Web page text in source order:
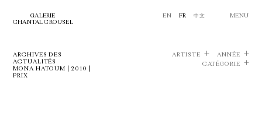
GALERIE
CHANTAL CROUSEL
EN FR 中文 MENU
ARCHIVES DES
ACTUALITÉS
MONA HATOUM | 2010 |
PRIX
ARTISTE
ANNÉE
CATÉGORIE